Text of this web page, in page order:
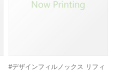
#デザインフィルノックス リフィ